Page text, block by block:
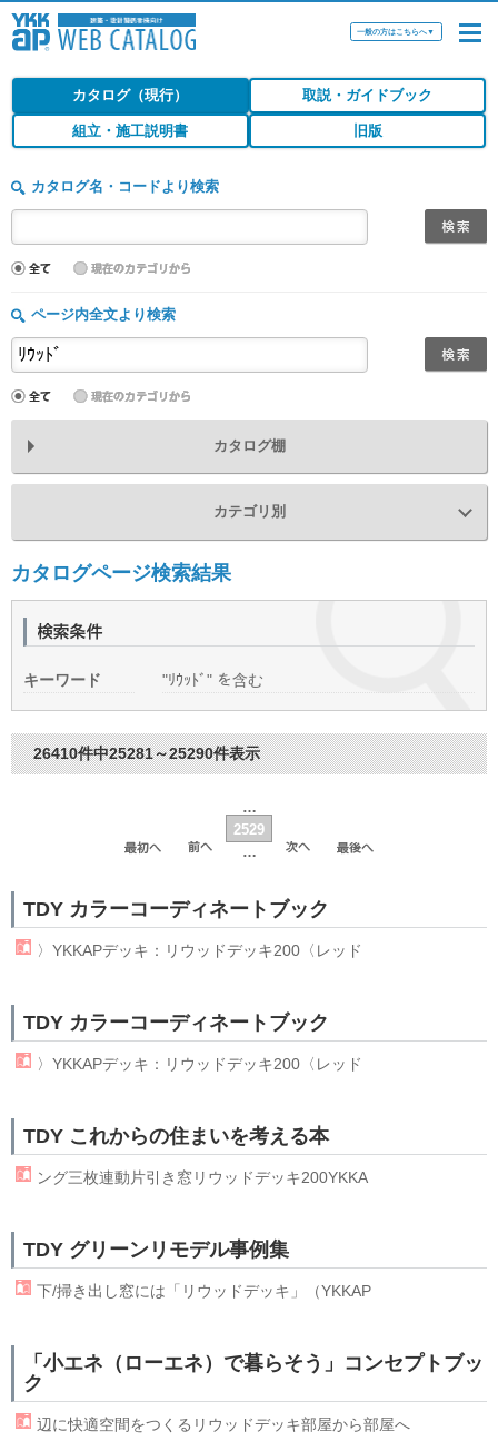
一般の方はこちらへ▼
カタログ（現行） 取説・ガイドブック
組立・施工説明書 旧版
カタログ名・コードより検索
ページ内全文より検索
カタログ棚
カテゴリ別
カタログページ検索結果
キーワード "ﾘｳｯﾄﾞ" を含む
26410件中25281～25290件表示
…
2529
…
TDY カラーコーディネートブック
〉YKKAPデッキ： リウッドデッキ200〈レッド
TDY カラーコーディネートブック
〉YKKAPデッキ： リウッドデッキ200〈レッド
TDY これからの住まいを考える本
ング三枚連動片引き窓 リウッドデッキ200YKKA
TDY グリーンリモデル事例集
下/掃き出し窓には「 リウッドデッキ」（YKKAP
「小エネ（ローエネ）で暮らそう」コンセプトブッ
ク
辺に快適空間をつくる リウッドデッキ部屋から部屋へ